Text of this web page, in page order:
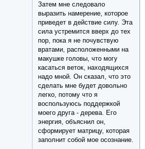
Затем мне следовало
выразить намерение, которое
приведет в действие силу. Эта
сила устремится вверх до тех
пор, пока я не почувствую
вратами, расположенными на
макушке головы, что могу
касаться веток, находящихся
надо мной. Он сказал, что это
сделать мне будет довольно
легко, потому что я
воспользуюсь поддержкой
моего друга - дерева. Его
энергия, объяснил он,
сформирует матрицу, которая
заполнит собой мое осознание.